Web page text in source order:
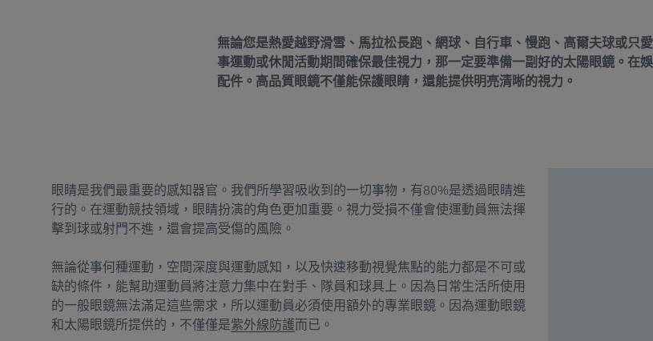
無論您是熱愛越野滑雪、馬拉松長跑、網球、自行車、慢跑、高爾夫球或只
事運動或休閒活動期間確保最佳視力，那一定要準備一副好的太陽眼鏡。在
配件。高品質眼鏡不僅能保護眼睛，還能提供明亮清晰的視力。
眼睛是我們最重要的感知器官。我們所學習吸收到的一切事物，有80%是透過眼睛進
行的。在運動競技領域，眼睛扮演的角色更加重要。視力受損不僅會使運動員無法揮
擊到球或射門不進，還會提高受傷的風險。
無論從事何種運動，空間深度與運動感知，以及快速移動視覺焦點的能力都是不可或
缺的條件，能幫助運動員將注意力集中在對手、隊員和球具上。因為日常生活所使用
的一般眼鏡無法滿足這些需求，所以運動員必須使用額外的專業眼鏡。因為運動眼鏡
和太陽眼鏡所提供的，不僅僅是紫外線防護而已。